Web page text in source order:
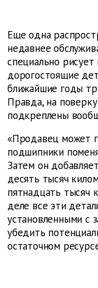
Еще одна
недавнее
специально
дорогостоящие
ближайшие годы
Правда, на
подкреплены
«Продавец может
подшипники
Затем он
десять тысяч
пятнадцать тысяч
деле все эти
установленными с
убедить
остаточном